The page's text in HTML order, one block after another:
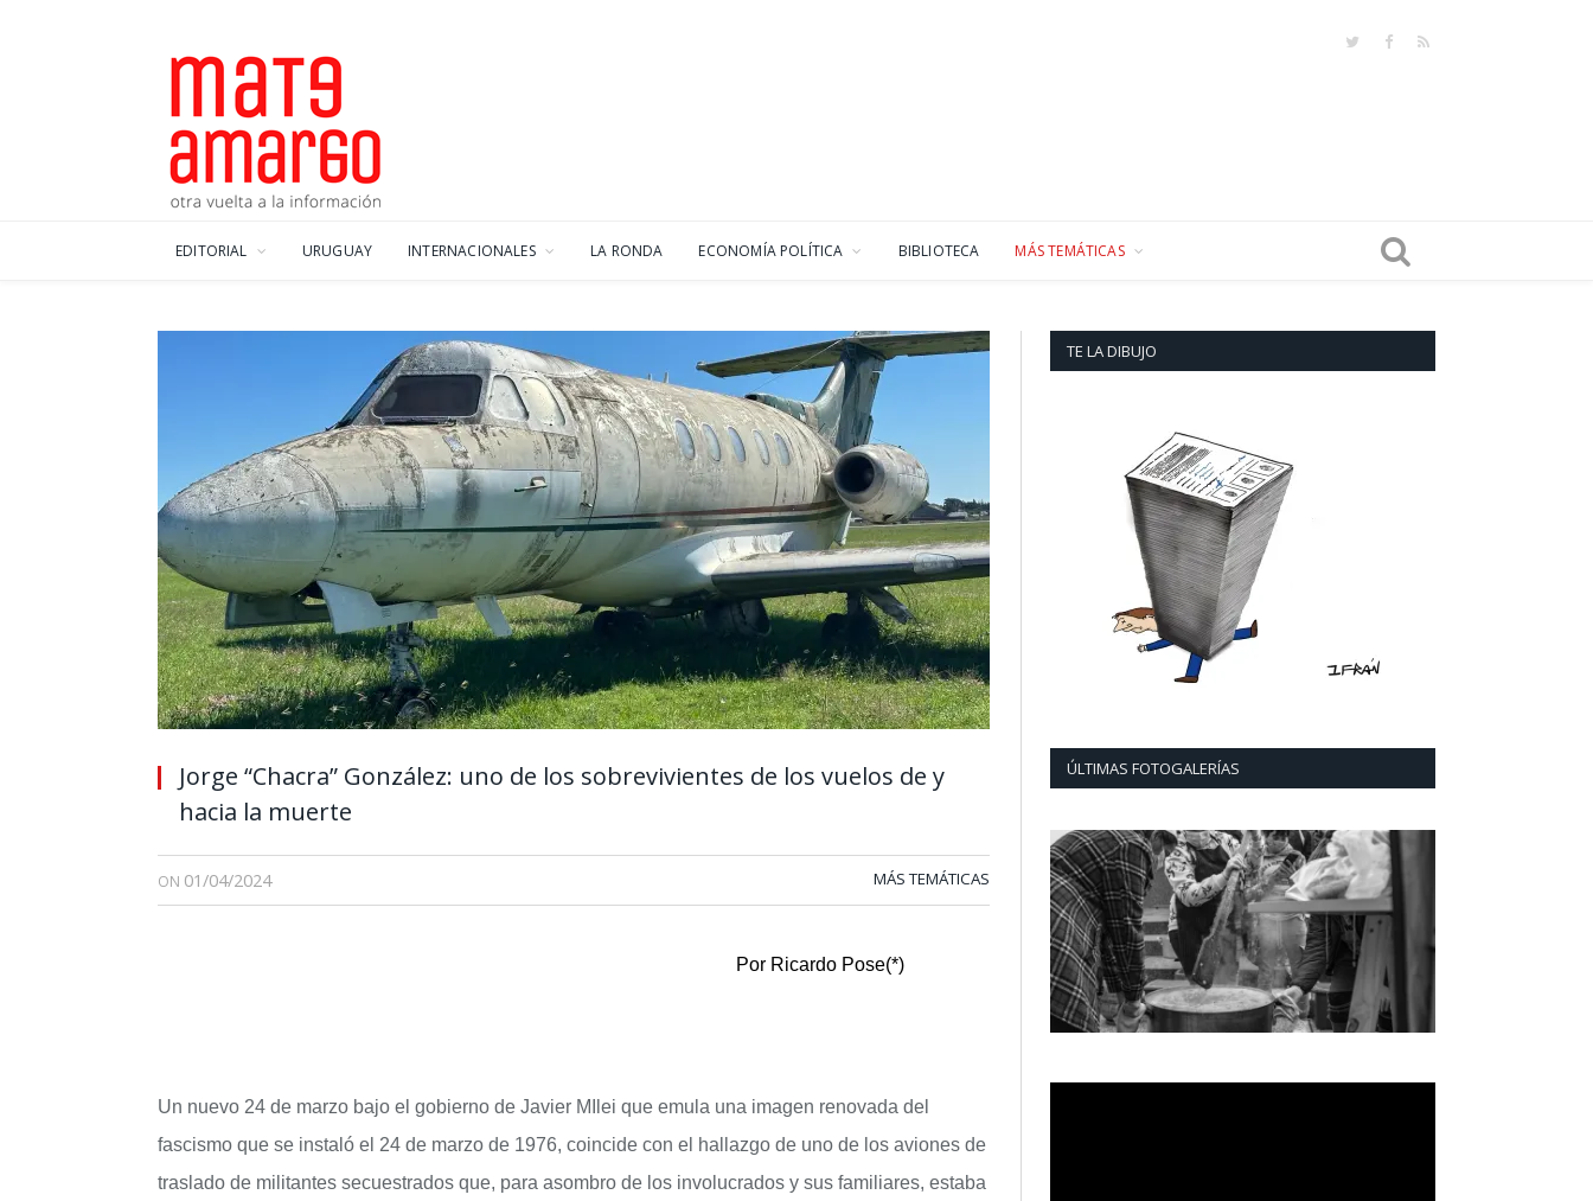
TwitterFacebook
RSS
EDITORIAL URUGUAY INTERNACIONALES LA RONDA ECONOMÍA POLÍTICA BIBLIOTECA MÁS TEMÁTICAS
Jorge “Chacra” González: uno de los sobrevivientes de los vuelos de y
hacia la muerte
ON 01/04/2024 MÁS TEMÁTICAS
Por Ricardo Pose(*)
Un nuevo 24 de marzo bajo el gobierno de Javier MIlei que emula una imagen renovada del
fascismo que se instaló el 24 de marzo de 1976, coincide con el hallazgo de uno de los aviones de
traslado de militantes secuestrados que, para asombro de los involucrados y sus familiares, estaba
TE LA DIBUJO
ÚLTIMAS FOTOGALERÍAS